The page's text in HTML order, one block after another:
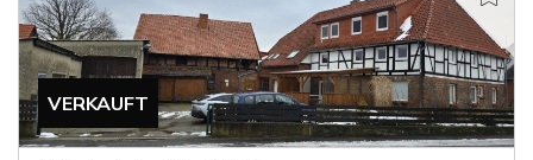
VERKAUFT